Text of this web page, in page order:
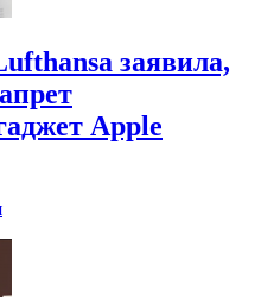
заявила,
Apple